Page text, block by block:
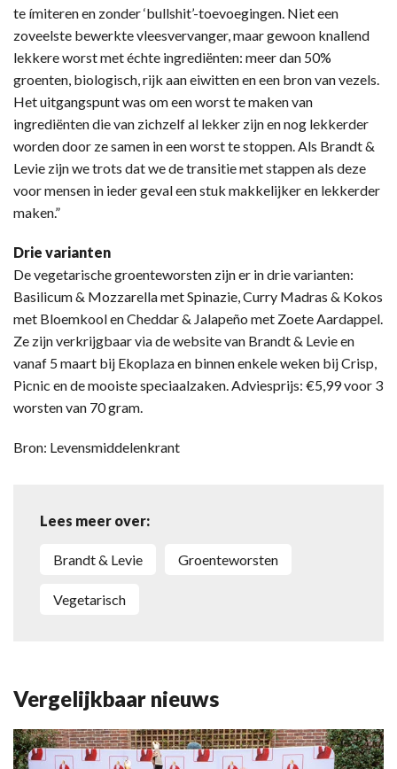
te ímiteren en zonder ‘bullshit’-toevoegingen. Niet een
zoveelste bewerkte vleesvervanger, maar gewoon knallend
lekkere worst met échte ingrediënten: meer dan 50%
groenten, biologisch, rijk aan eiwitten en een bron van vezels.
Het uitgangspunt was om een worst te maken van
ingrediënten die van zichzelf al lekker zijn en nog lekkerder
worden door ze samen in een worst te stoppen. Als Brandt &
Levie zijn we trots dat we de transitie met stappen als deze
voor mensen in ieder geval een stuk makkelijker en lekkerder
maken.”
Drie varianten
De vegetarische groenteworsten zijn er in drie varianten:
Basilicum & Mozzarella met Spinazie, Curry Madras & Kokos
met Bloemkool en Cheddar & Jalapeño met Zoete Aardappel.
Ze zijn verkrijgbaar via de website van Brandt & Levie en
vanaf 5 maart bij Ekoplaza en binnen enkele weken bij Crisp,
Picnic en de mooiste speciaalzaken. Adviesprijs: €5,99 voor 3
worsten van 70 gram.
Bron: Levensmiddelenkrant
Lees meer over:
Brandt & Levie Groenteworsten
Vegetarisch
Vergelijkbaar nieuws